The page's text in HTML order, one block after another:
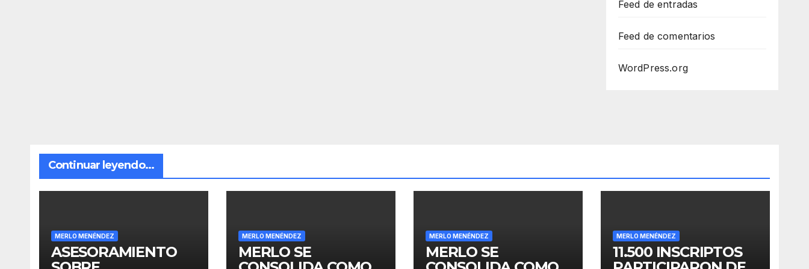
Feed de entradas
Feed de comentarios
WordPress.org
Continuar leyendo...
MERLO MENÉNDEZ
ASESORAMIENTO
MERLO MENÉNDEZ
MERLO SE
MERLO MENÉNDEZ
MERLO SE
MERLO MENÉNDEZ
11.500 INSCRIPTOS